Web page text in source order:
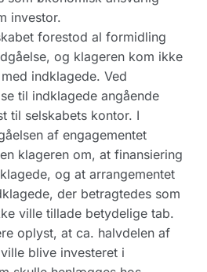
investor.
forestod al formidling
og klageren kom ikke
indklagede. Ved
til indklagede angående
til selskabets kontor. I
af engagementet
klageren om, at finansiering
og at arrangementet
der betragtedes som
ville tillade betydelige tab.
oplyst, at ca. halvdelen af
blive investeret i